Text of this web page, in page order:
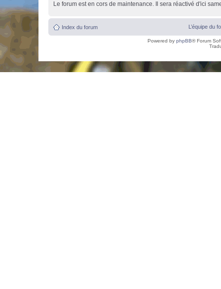
Le forum est en cors de maintenance. Il sera réactivé d'ici
Index du forum L’équipe du
Powered by phpBB® Forum